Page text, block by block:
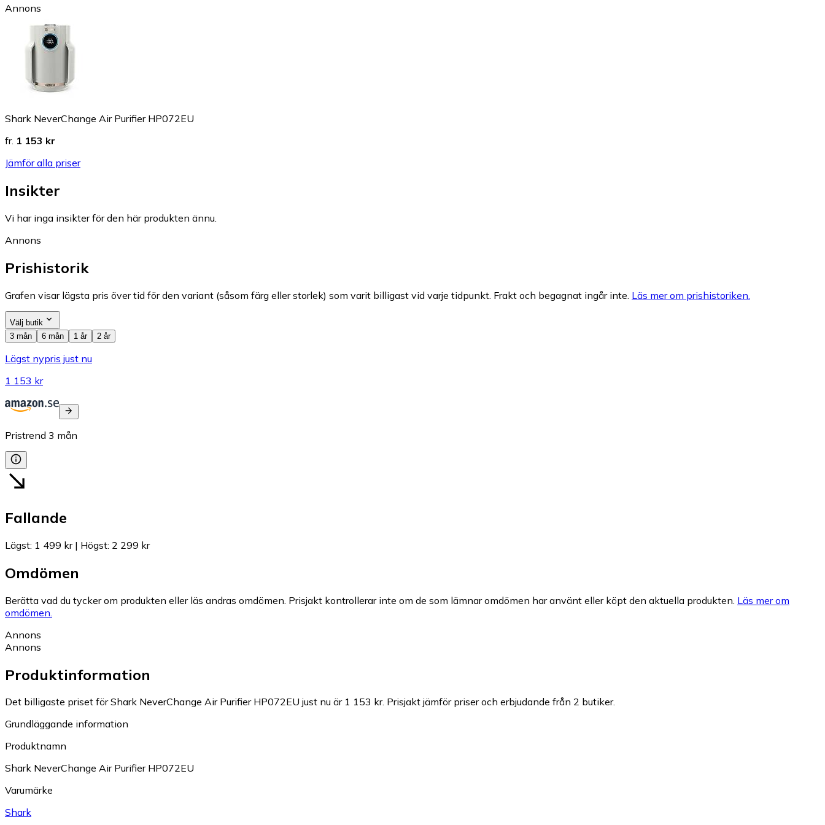
Annons
Shark NeverChange Air Purifier HP072EU
fr. 1 153 kr
Jämför alla priser
Insikter
Vi har inga insikter för den här produkten ännu.
Annons
Prishistorik
Grafen visar lägsta pris över tid för den variant (såsom färg eller storlek) som varit billigast vid varje tidpunkt. Frakt och begagnat ingår inte. Läs mer om prishistoriken.
Välj butik
3 mån
6 mån 1 år 2 år
Lägst nypris just nu
1 153 kr
Pristrend 3 mån
Fallande
Lägst: 1 499 kr| Högst: 2 299 kr
Omdömen
Berätta vad du tycker om produkten eller läs andras omdömen. Prisjakt kontrollerar inte om de som lämnar omdömen har använt eller köpt den aktuella produkten. Läs mer om
omdömen.
Annons
Annons
Produktinformation
Det billigaste priset för Shark NeverChange Air Purifier HP072EU just nu är 1 153 kr. Prisjakt jämför priser och erbjudande från 2 butiker.
Grundläggande information
Produktnamn
Shark NeverChange Air Purifier HP072EU
Varumärke
Shark